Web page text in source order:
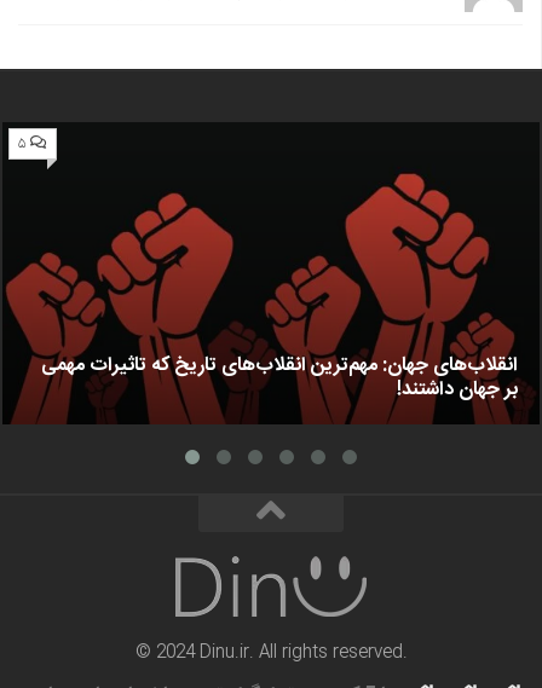
۵
انقلاب‌های جهان: مهم‌ترین انقلاب‌های تاریخ که تاثیرات مهمی
بر جهان داشتند!
© 2024 Dinu.ir. All rights reserved.